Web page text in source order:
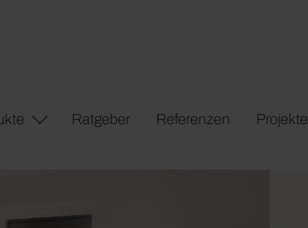
Ratgeber Referenzen Projekte